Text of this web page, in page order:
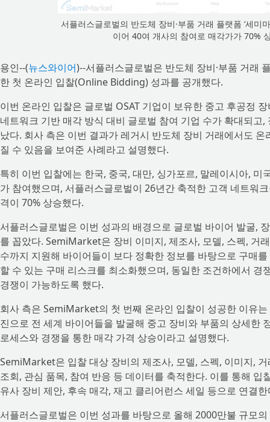
서플러스글로벌의 반도체 장비·부품 거래 플랫폼 ‘세미
이어 40여 개사의 참여로 매각가가 70%
용인--(뉴스와이어)--서플러스글로벌은 반도체 장비·부품 거래
한 첫 온라인 입찰(Online Bidding) 성과를 공개했다.
이번 온라인 입찰은 글로벌 OSAT 기업이 보유한 중고 후공정
네트워크 기반 매각 방식 대비 글로벌 참여 기업 수가 확대되
났다. 회사 측은 이번 결과가 레거시 반도체 장비 거래에서도
질 수 있음을 보여준 사례라고 설명했다.
특히 이번 입찰에는 한국, 중국, 대만, 싱가포르, 말레이시아,
가 참여했으며, 서플러스글로벌이 26년간 축적한 고객 네트워
격이 70% 상승했다.
서플러스글로벌은 이번 성과의 배경으로 글로벌 바이어 발굴,
를 꼽았다. SemiMarket은 장비 이미지, 제조사, 모델, 스펙, 거
수까지 지원해 바이어들이 보다 정확한 정보를 바탕으로 구매
할 수 있는 구매 리스크를 최소화했으며, 동일한 조건하에서
경쟁이 가능하도록 했다.
회사 측은 SemiMarket의 첫 번째 온라인 입찰이 성공한 이유
진으로 전 세계 바이어들을 발굴해 중고 장비와 부품의 상세한
로세스와 경쟁을 통한 매각 가격 상승이라고 설명했다.
SemiMarket은 입찰 대상 장비의 제조사, 모델, 스펙, 이미지,
조회, 관심 품목, 참여 반응 등 데이터를 축적한다. 이를 통해
유사 장비 제안, 후속 매각, 재고 클리어런스 세일 등으로 연결한
서플러스글로벌은 이번 성과를 바탕으로 올해 2000만불 규모